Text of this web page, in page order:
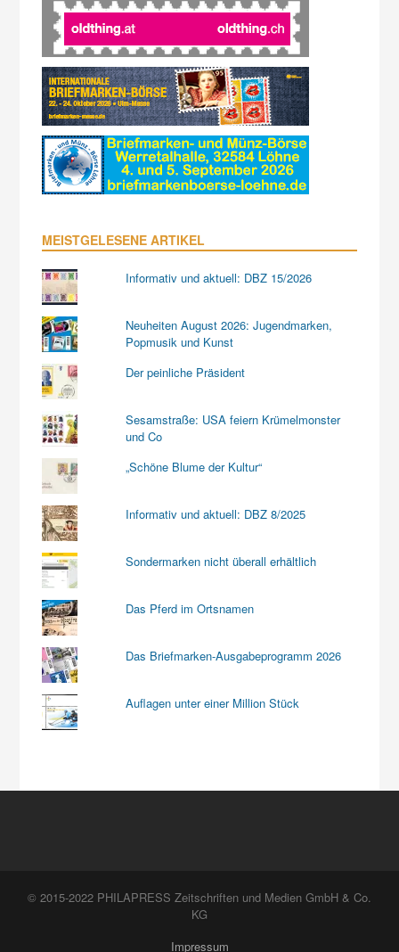
MEISTGELESENE ARTIKEL
Informativ und aktuell: DBZ 15/2026
Neuheiten August 2026: Jugendmarken,
Popmusik und Kunst
Der peinliche Präsident
Sesamstraße: USA feiern Krümelmonster
und Co
„Schöne Blume der Kultur“
Informativ und aktuell: DBZ 8/2025
Sondermarken nicht überall erhältlich
Das Pferd im Ortsnamen
Das Briefmarken-Ausgabeprogramm 2026
Auflagen unter einer Million Stück
© 2015-2022 PHILAPRESS Zeitschriften und Medien GmbH & Co.
KG
Impressum